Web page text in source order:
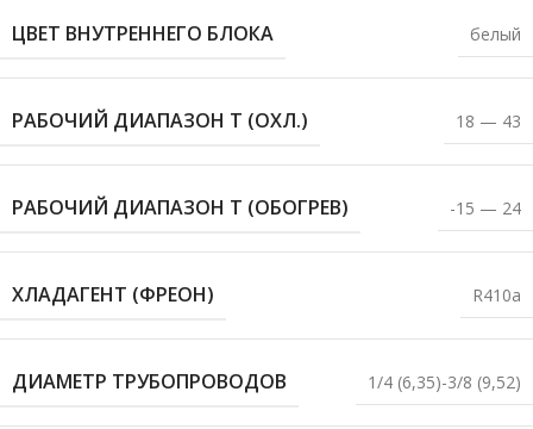
ЦВЕТ ВНУТРЕННЕГО БЛОКА белый
РАБОЧИЙ ДИАПАЗОН T (ОХЛ.) 18 — 43
РАБОЧИЙ ДИАПАЗОН T (ОБОГРЕВ) -15 — 24
ХЛАДАГЕНТ (ФРЕОН) R410a
ДИАМЕТР ТРУБОПРОВОДОВ 1/4 (6,35)-3/8 (9,52)